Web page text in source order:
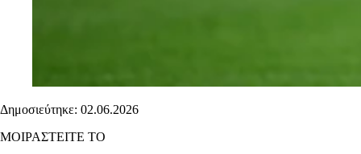
Δημοσιεύτηκε: 02.06.2026
ΜΟΙΡΑΣΤΕΙΤΕ ΤΟ